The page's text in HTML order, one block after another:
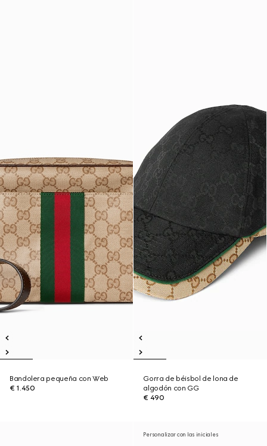
Bandolera pequeña con Web
€ 1.450
Gorra de béisbol de lona de
algodón con GG
€ 490
Personalizar con las iniciales